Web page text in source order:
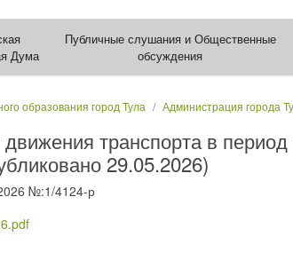
Дума
Публичные слушания и Общественные
обсуждения
образования город Тула Администрация города
транспорта в
29.05.2026)
№:1/4124-р